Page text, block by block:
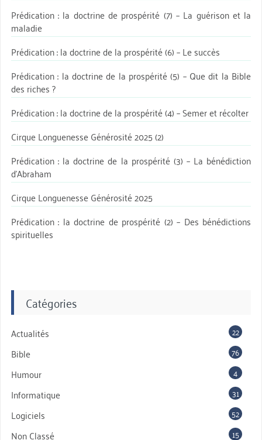
Prédication : la doctrine de prospérité (7) – La guérison et la
maladie
Prédication : la doctrine de la prospérité (6) – Le succès
Prédication : la doctrine de la prospérité (5) – Que dit la Bible
des riches ?
Prédication : la doctrine de la prospérité (4) – Semer et récolter
Cirque Longuenesse Générosité 2025 (2)
Prédication : la doctrine de la prospérité (3) – La bénédiction
d’Abraham
Cirque Longuenesse Générosité 2025
Prédication : la doctrine de prospérité (2) – Des bénédictions
spirituelles
Catégories
Actualités 22
Bible 76
Humour 4
Informatique 31
Logiciels 52
Non Classé 15